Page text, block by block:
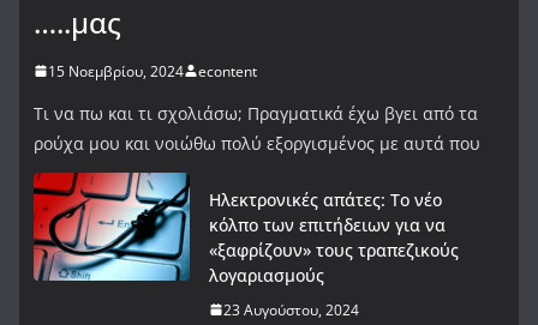
…..μας
15 Νοεμβρίου, 2024 econtent
Τι να πω και τι σχολιάσω; Πραγματικά έχω βγει από τα
ρούχα μου και νοιώθω πολύ εξοργισμένος με αυτά που
Ηλεκτρονικές απάτες: Το νέο
κόλπο των επιτήδειων για να
«ξαφρίζουν» τους τραπεζικούς
λογαριασμούς
23 Αυγούστου, 2024